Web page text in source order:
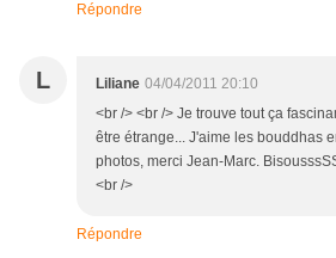
Répondre
L Liliane 04/04/2011 20:10
<br /> <br /> Je trouve tout ça
être étrange... J'aime les bouddhas
photos, merci Jean-Marc.
<br />
Répondre